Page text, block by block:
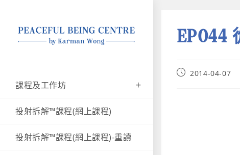
課程及工作坊
投射拆解™課程(網上課程)
投射拆解™課程(網上課程)-重讀
2014-04-07